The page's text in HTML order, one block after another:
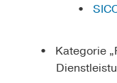
Kategorie